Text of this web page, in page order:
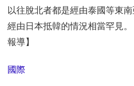
以往脫北者都是經由泰國等東
經由日本抵韓的情況相當罕見
報導】
國際